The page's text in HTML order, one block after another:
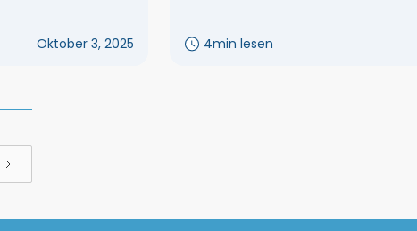
Oktober 3, 2025 4min lesen